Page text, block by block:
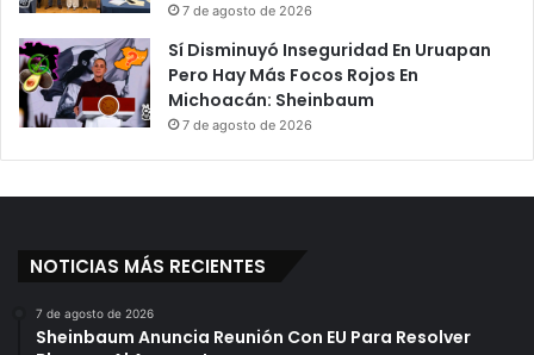
7 de agosto de 2026
Sí Disminuyó Inseguridad En Uruapan
Pero Hay Más Focos Rojos En
Michoacán: Sheinbaum
7 de agosto de 2026
NOTICIAS MÁS RECIENTES
7 de agosto de 2026
Sheinbaum Anuncia Reunión Con EU Para Resolver